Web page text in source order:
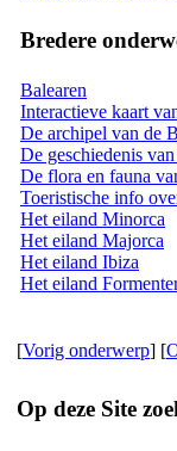
Bredere
Balearen
Interactieve kaart
De archipel van de
De geschiedenis
De flora en fauna
Toeristische info
Het eiland Minorca
Het eiland Majorca
Het eiland Ibiza
Het eiland
[Vorig onderwerp] [
Op deze Site